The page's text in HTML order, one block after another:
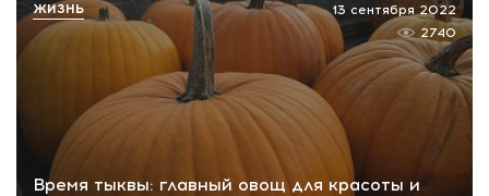
Время тыквы: главный овощ для красоты и
13 сентября 2022
2740
ЖИЗНЬ